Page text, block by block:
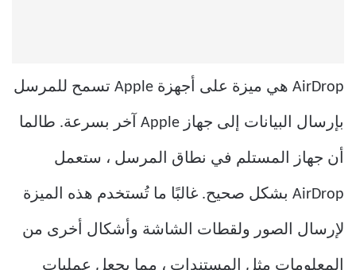
AirDrop هي ميزة على أجهزة Apple تسمح للمرسل
بإرسال البيانات إلى جهاز Apple آخر بسرعة. طالما
أن جهاز المستلم في نطاق المرسل ، ستعمل
AirDrop بشكل صحيح. غالبًا ما تُستخدم هذه الميزة
لإرسال الصور ولقطات الشاشة وأشكال أخرى من
المعلومات مثل المستندات ، مما يجعل عمليات